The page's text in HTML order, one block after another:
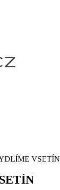
VSETÍN